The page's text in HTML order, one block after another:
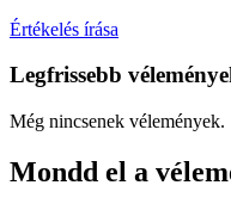
Értékelés írása
Legfrissebb
Még nincsenek vélemények.
Mondd el a